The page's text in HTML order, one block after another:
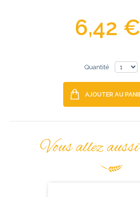
6,42 €
Quantité
AJOUTER AU
Vous allez